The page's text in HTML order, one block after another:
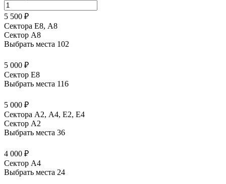
5 500 ₽
Сектора Е8, А8
Сектор A8
Выбрать места 102
5 000 ₽
Сектор E8
Выбрать места 116
5 000 ₽
Сектора А2, А4, Е2, Е4
Сектор A2
Выбрать места 36
4 000 ₽
Сектор A4
Выбрать места 24